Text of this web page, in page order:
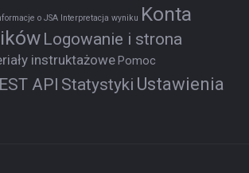
o JSA Interpretacja wyniku Konta
Logowanie i strona
instruktażowe Pomoc
API Statystyki Ustawienia